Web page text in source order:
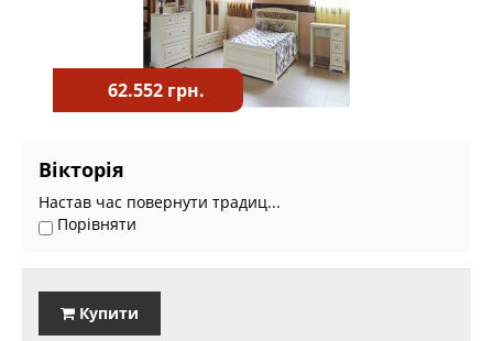
62.552 грн.
Вікторія
Настав час повернути традиц...
Порівняти
Купити